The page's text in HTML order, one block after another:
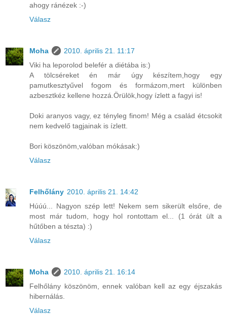
ahogy ránézek :-)
Válasz
Moha
2010. április 21. 11:17
Viki ha leporolod belefér a diétába is:)
A tölcséreket én már úgy készítem,hogy egy
pamutkesztyűvel fogom és formázom,mert különben
azbesztkéz kellene hozzá.Örülök,hogy ízlett a fagyi is!
Doki aranyos vagy, ez tényleg finom! Még a család étcsokit
nem kedvelő tagjainak is ízlett.
Bori köszönöm,valóban mókásak:)
Válasz
Felhőlány 2010. április 21. 14:42
Húúú... Nagyon szép lett! Nekem sem sikerült elsőre, de
most már tudom, hogy hol rontottam el... (1 órát ült a
hűtőben a tészta) :)
Válasz
Moha
2010. április 21. 16:14
Felhőlány köszönöm, ennek valóban kell az egy éjszakás
hibernálás.
Válasz